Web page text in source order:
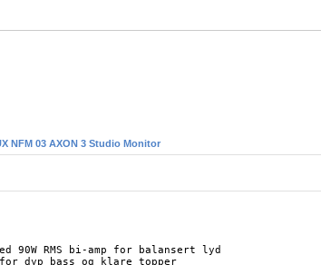
NFM 03 AXON 3 Studio Monitor
90W RMS bi-amp for balansert lyd
dyp bass og klare topper